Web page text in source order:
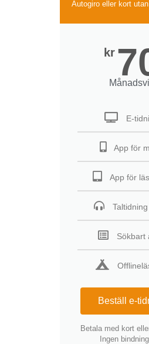
Autogiro eller kort
kr
E-
App för
App för
Sökbart
Beställ e-
Betala med kort
Ingen